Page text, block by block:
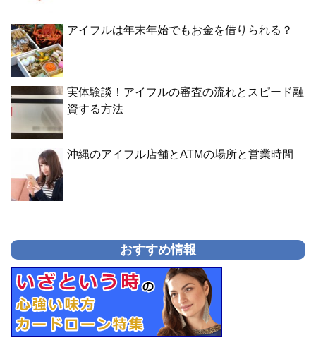
アイフルは年末年始でもお金を借りられる？
実体験談！アイフルの審査の流れとスピード融
資する方法
沖縄のアイフル店舗とATMの場所と営業時間
おすすめ情報